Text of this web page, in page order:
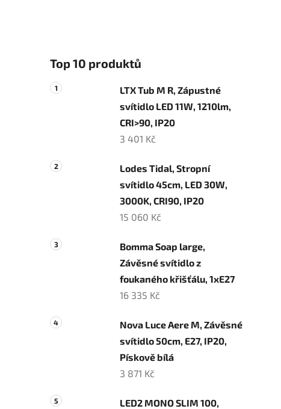
Top 10 produktů
LTX Tub M R, Zápustné
svítidlo LED 11W, 1210lm,
CRI>90, IP20
3 401 Kč
Lodes Tidal, Stropní
svítidlo 45cm, LED 30W,
3000K, CRI90, IP20
15 060 Kč
Bomma Soap large,
Závěsné svítidlo z
foukaného křišťálu, 1xE27
16 335 Kč
Nova Luce Aere M, Závěsné
svítidlo 50cm, E27, IP20,
Pískově bílá
3 871 Kč
LED2 MONO SLIM 100,